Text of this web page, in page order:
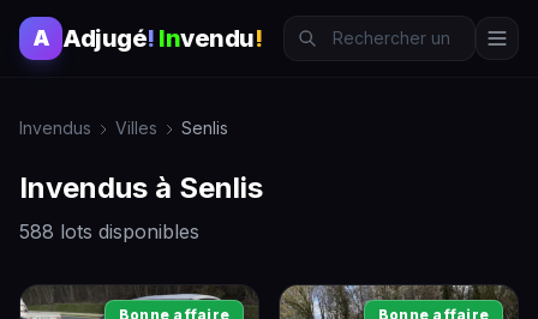
A Adjugé! Invendu!
Invendus Villes Senlis
Invendus à Senlis
588 lots disponibles
Bonne affaire Bonne affaire